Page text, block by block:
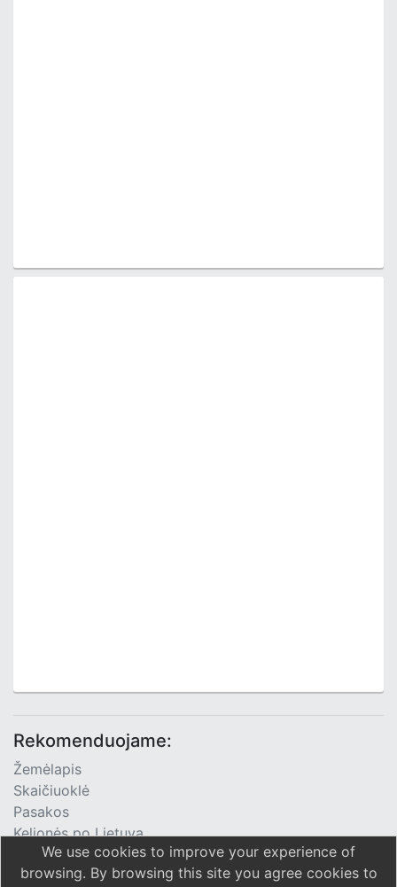
Rekomenduojame:
Žemėlapis
Skaičiuoklė
Pasakos
Kelionės po Lietuvą
TV Programa
We use cookies to improve your experience of
browsing. By browsing this site you agree cookies to